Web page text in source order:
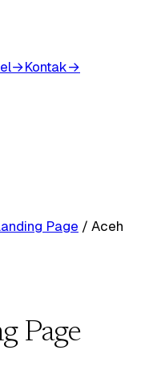
→Kontak→
Page / Aceh
Page